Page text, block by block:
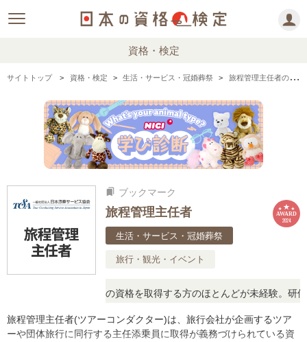
資格・検定
サイトトップ 資格・検定 生活・サービス・冠婚葬祭 旅程管理主任者の情報まとめ
bookmarks ブックマーク
旅程管理主任者
生活・サービス・冠婚葬祭
旅行・観光・イベント
AWARD
2024
てみませんか！この資格を取得する方のほとんどが未経験。研修も
旅程管理主任者(ツアーコンダクター)は、旅行会社が企画するツア
ーや団体旅行に同行する主任添乗員に取得が義務づけられている資